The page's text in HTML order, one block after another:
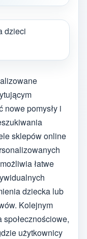
nowe pomysły i
sklepów online
łatwe
dziecka lub
Kolejnym
społecznościowe,
użytkownicy